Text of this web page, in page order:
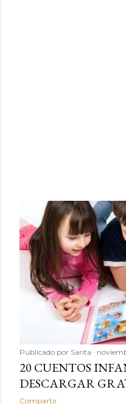
Publicado por Sarita
20 CUENTOS
DESCARGAR
Compartir